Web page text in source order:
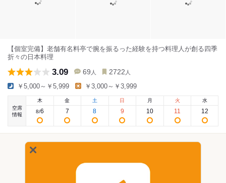
【個室完備】老舗有名料亭で腕を振るった経験を持つ料理人が創る四季
折々の日本料理
3.09 69 人 2722 人
￥5,000～￥5,999 ￥3,000～￥3,999
空席
情報
木
8/6
金
7
土
8
日
9
月
10
火
11
水
12